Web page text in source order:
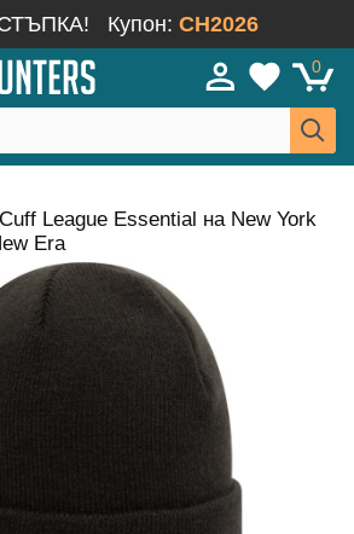
Купон: CH2026
0
League Essential на New York
Era